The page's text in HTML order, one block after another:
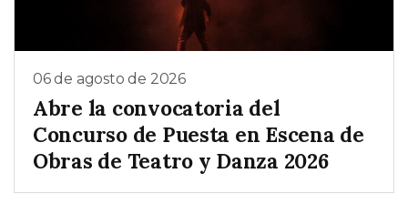
06 de agosto de 2026
Abre la convocatoria del
Concurso de Puesta en Escena de
Obras de Teatro y Danza 2026